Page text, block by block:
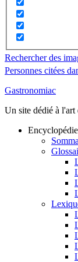
Rechercher des
Personnes citées
Gastronomiac
Un site dédié à l'art